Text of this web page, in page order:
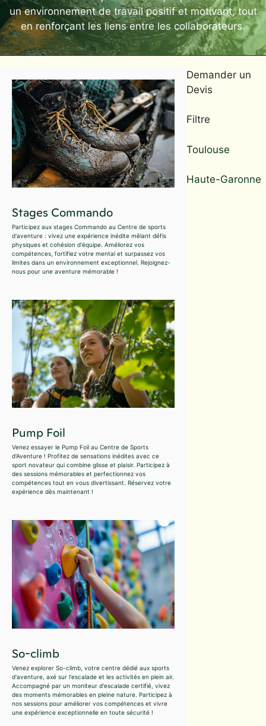
un environnement de travail positif et motivant, tout
en renforçant les liens entre les collaborateurs.
Stages Commando
Participez aux stages Commando au Centre de sports
d'aventure : vivez une expérience inédite mêlant défis
physiques et cohésion d'équipe. Améliorez vos
compétences, fortifiez votre mental et surpassez vos
limites dans un environnement exceptionnel. Rejoignez-
nous pour une aventure mémorable !
Pump Foil
Venez essayer le Pump Foil au Centre de Sports
d'Aventure ! Profitez de sensations inédites avec ce
sport novateur qui combine glisse et plaisir. Participez à
des sessions mémorables et perfectionnez vos
compétences tout en vous divertissant. Réservez votre
expérience dès maintenant !
So-climb
Venez explorer So-climb, votre centre dédié aux sports
d'aventure, axé sur l'escalade et les activités en plein air.
Accompagné par un moniteur d'escalade certifié, vivez
des moments mémorables en pleine nature. Participez à
nos sessions pour améliorer vos compétences et vivre
une expérience exceptionnelle en toute sécurité !
Demander un
Devis
Filtre
Toulouse
Haute-Garonne